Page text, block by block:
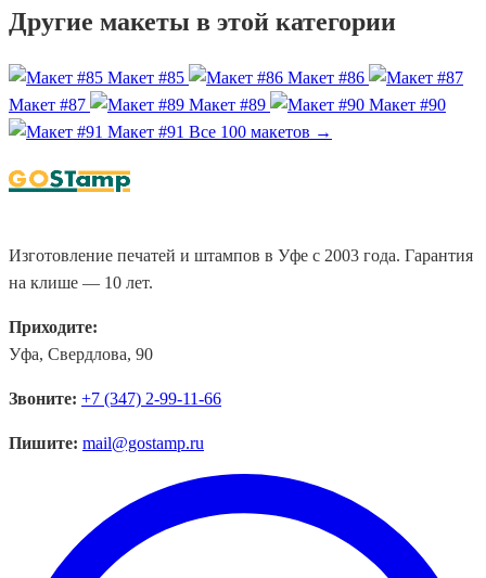
Другие макеты в этой категории
Макет #85
Макет #86
Макет #87
Макет #89
Макет #90
Макет #91 Все 100 макетов →
Изготовление печатей и штампов в Уфе с 2003 года. Гарантия
на клише — 10 лет.
Приходите:
Уфа, Свердлова, 90
Звоните: +7 (347) 2-99-11-66
Пишите: mail@gostamp.ru